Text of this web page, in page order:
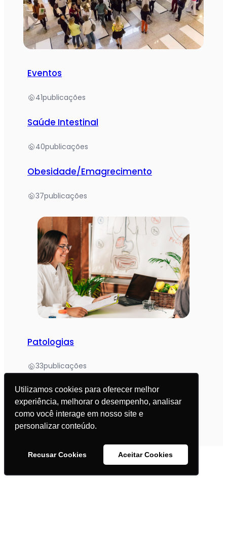
Utilizamos cookies para oferecer melhor
experiência, melhorar o desempenho, analisar
como você interage em nosso site e
personalizar conteúdo.
Recusar Cookies Aceitar Cookies
Eventos
41publicações
Saúde Intestinal
40publicações
Obesidade/Emagrecimento
37publicações
Patologias
33publicações
Materno-Infantil
22publicações